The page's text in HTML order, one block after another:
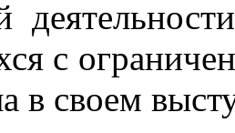
с
в своем